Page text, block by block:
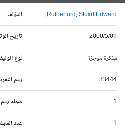
المؤلف Rutherford, Stuart Edward;
تاريخ الوثيقة 2000/5/01
نوع الوثيقة مذكرة موجزة
رقم التقرير 33444
مجلد رقم
عدد المجلدات